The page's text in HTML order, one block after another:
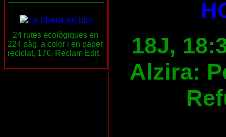
24 rutes ecològiques en
224 pàg. a color i en paper
reciclat, 17€, Reclam Edit.
18J,
Alzira: